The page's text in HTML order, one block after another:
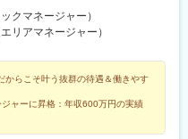
過駅、高見橋駅、熊本城・市役
駅
市／長野市・関西エリア：大
津市／和歌山市／新宮市・中
市・九州エリア：福岡市／糟屋
賀市／長崎市／熊本市／大分
動喫煙防止対策：敷地内禁煙※
などの通勤OK ※地域による※担
いただきます。※ご希望をお伺
藤沢駅、国母駅、市役所前駅
江駅、八ツ島駅、岐阜駅、静岡
、六十谷駅、新宮駅、鳥取駅、
治山橋駅、幡生駅、阿波富田
知寄町二丁目駅、吉塚駅、柚須
駅、茂里町駅、健軍町駅、大
駅、南平岸駅、新津田沼駅、志
クマネージャー）
リアマネージャー）
らこそ叶う抜群の待遇＆働きやす
ャーに昇格：年収600万円の実績